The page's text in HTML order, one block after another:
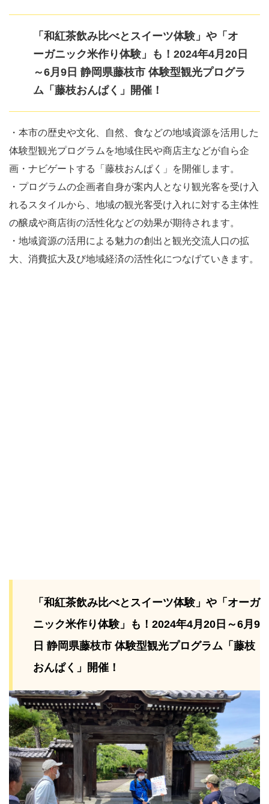
「和紅茶飲み比べとスイーツ体験」や「オ
ーガニック米作り体験」も！2024年4月20日
～6月9日 静岡県藤枝市 体験型観光プログラ
ム「藤枝おんぱく」開催！
・本市の歴史や文化、自然、食などの地域資源を活用した
体験型観光プログラムを地域住民や商店主などが自ら企
画・ナビゲートする「藤枝おんぱく」を開催します。
・プログラムの企画者自身が案内人となり観光客を受け入
れるスタイルから、地域の観光客受け入れに対する主体性
の醸成や商店街の活性化などの効果が期待されます。
・地域資源の活用による魅力の創出と観光交流人口の拡
大、消費拡大及び地域経済の活性化につなげていきます。
「和紅茶飲み比べとスイーツ体験」や「オーガ
ニック米作り体験」も！2024年4月20日～6月9
日 静岡県藤枝市 体験型観光プログラム「藤枝
おんぱく」開催！